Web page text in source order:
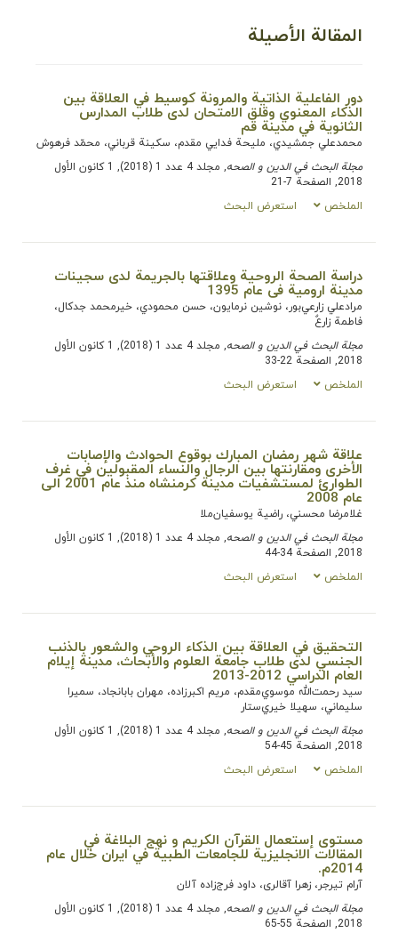
المقالة الأصيلة
دور الفاعلية الذاتية والمرونة كوسيط في العلاقة بين
الذكاء المعنوي وقلق الامتحان لدى طلاب المدارس
الثانوية في مدينة قم
محمدعلي جمشیدي، ملیحة فدایي ‌مقدم، سکينة قرباني، محمّد فرهوش
مجلة البحث في الدین و الصحه
, مجلد 4 عدد 1 (2018), 1 كانون الأول
2018, الصفحة 7-21
الملخص
استعرض البحث
دراسة الصحة الروحية وعلاقتها بالجريمة لدى سجينات
مدينة ارومية فی عام 1395
مرادعلي زارعي‌بور، نوشین نرمایون، حسن محمودي، خیرمحمد جدكال،
فاطمة زارعٌ
مجلة البحث في الدین و الصحه
, مجلد 4 عدد 1 (2018), 1 كانون الأول
2018, الصفحة 22-33
الملخص
استعرض البحث
علاقة شهر رمضان المبارك بوقوع الحوادث والإصابات
الأخرى ومقارنتها بين الرجال والنساء المقبولين في غرف
الطوارئ لمستشفيات مدينة كرمنشاه منذ عام 2001 الى
عام 2008
غلامرضا محسني، راضیة یوسفیان‌ملا
مجلة البحث في الدین و الصحه
, مجلد 4 عدد 1 (2018), 1 كانون الأول
2018, الصفحة 34-44
الملخص
استعرض البحث
التحقيق في العلاقة بين الذكاء الروحي والشعور بالذنب
الجنسي لدى طلاب جامعة العلوم والأبحاث، مدينة إيلام
العام الدراسي 2012-2013
سید رحمت‌الله موسوي‌مقدم، مریم اکبرزاده، مهران بابانجاد، سمیرا
سلیماني، سهيلا خیري‌ستار
مجلة البحث في الدین و الصحه
, مجلد 4 عدد 1 (2018), 1 كانون الأول
2018, الصفحة 45-54
الملخص
استعرض البحث
مستوى إستعمال القرآن الکریم و نهج البلاغة في
المقالات الانجلیزیة للجامعات الطبیة في ايران خلال عام
2014م.
آرام تیرجر، زهرا آقالری، داود فرج‌زاده آلان
مجلة البحث في الدین و الصحه
, مجلد 4 عدد 1 (2018), 1 كانون الأول
2018, الصفحة 55-65